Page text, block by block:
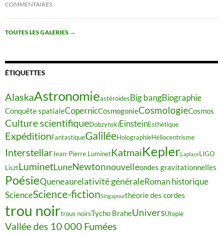
COMMENTAIRES
TOUTES LES GALERIES →
ÉTIQUETTES
AlaskaAstronomieastéroïdes Big bangBiographie
Conquête spatialeCopernicCosmogonieCosmologieCosmos
Culture scientifiqueDobzynskiEinsteinEsthétique
ExpéditionFantastiqueGaliléeHolographieHéliocentrisme
InterstellarJean-Pierre LuminetKatmaiKeplerLaplaceLIGO
LisztLuminetLuneNewtonnouvelleondes gravitationnelles
PoésieQueneaurelativité généraleRoman historique
ScienceScience-fictionSingapourthéorie des cordes
trou noirtrous noirsTycho BraheUniversUtopie
Vallée des 10 000 Fumées